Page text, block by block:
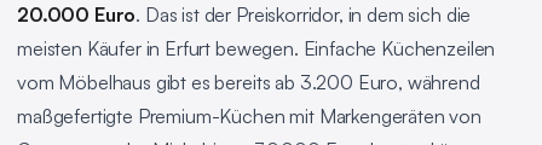
20.000 Euro. Das ist der Preiskorridor, in dem sich die
meisten Käufer in Erfurt bewegen. Einfache Küchenzeilen
vom Möbelhaus gibt es bereits ab 3.200 Euro, während
maßgefertigte Premium-Küchen mit Markengeräten von